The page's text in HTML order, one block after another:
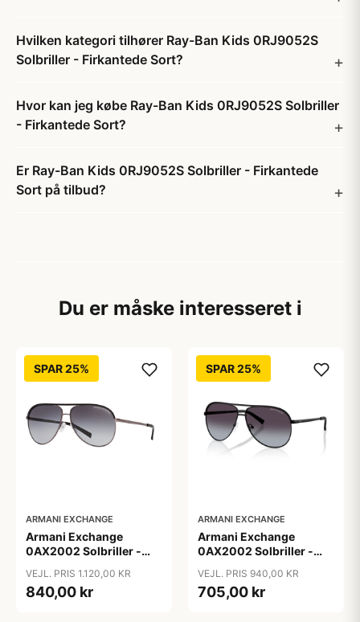
Hvilken kategori tilhører Ray-Ban Kids 0RJ9052S
Solbriller - Firkantede Sort?
Hvor kan jeg købe Ray-Ban Kids 0RJ9052S Solbriller
- Firkantede Sort?
Er Ray-Ban Kids 0RJ9052S Solbriller - Firkantede
Sort på tilbud?
Du er måske interesseret i
SPAR 25%
ARMANI EXCHANGE
Armani Exchange
0AX2002 Solbriller -
Polariserede Linser
VEJL. PRIS 1.120,00 KR
840,00 kr
SPAR 25%
ARMANI EXCHANGE
Armani Exchange
0AX2002 Solbriller -
VEJL. PRIS 940,00 KR
705,00 kr